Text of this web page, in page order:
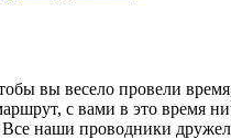
вы весело провели
с вами в это время
Все наши проводники